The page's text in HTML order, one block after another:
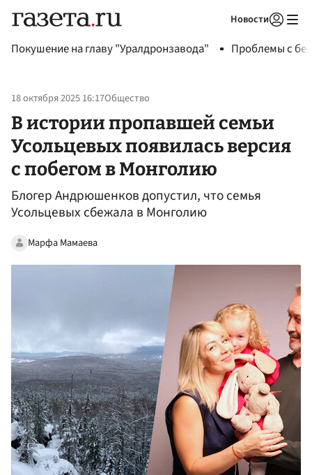
Новости
Покушение на главу "Уралдронзавода" Проблемы с
18 октября 2025 16:17Общество
В истории пропавшей семьи
Усольцевых появилась версия
с побегом в Монголию
Блогер Андрюшенков допустил, что семья
Усольцевых сбежала в Монголию
Марфа Мамаева